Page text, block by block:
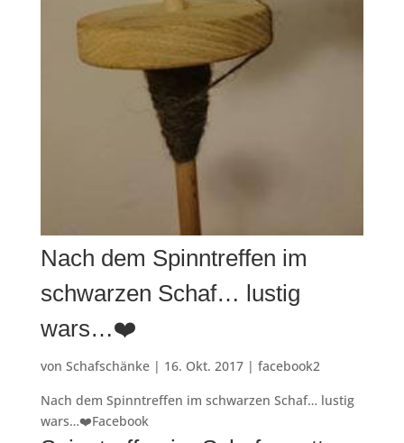
Nach dem Spinntreffen im
schwarzen Schaf… lustig
wars…❤️
von Schafschänke| 16. Okt. 2017| facebook2
Nach dem Spinntreffen im schwarzen Schaf… lustig
wars…❤️Facebook